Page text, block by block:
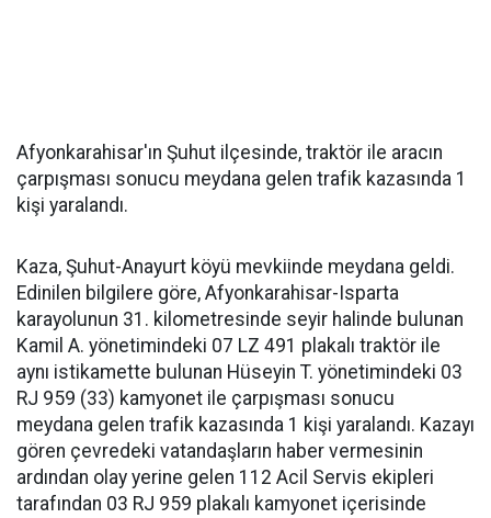
Afyonkarahisar'ın Şuhut ilçesinde, traktör ile aracın
çarpışması sonucu meydana gelen trafik kazasında 1
kişi yaralandı.
Kaza, Şuhut-Anayurt köyü mevkiinde meydana geldi.
Edinilen bilgilere göre, Afyonkarahisar-Isparta
karayolunun 31. kilometresinde seyir halinde bulunan
Kamil A. yönetimindeki 07 LZ 491 plakalı traktör ile
aynı istikamette bulunan Hüseyin T. yönetimindeki 03
RJ 959 (33) kamyonet ile çarpışması sonucu
meydana gelen trafik kazasında 1 kişi yaralandı. Kazayı
gören çevredeki vatandaşların haber vermesinin
ardından olay yerine gelen 112 Acil Servis ekipleri
tarafından 03 RJ 959 plakalı kamyonet içerisinde